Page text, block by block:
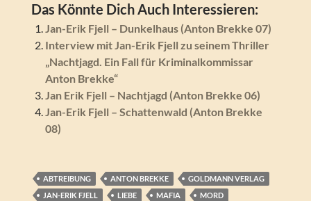
Das Könnte Dich Auch Interessieren:
Jan-Erik Fjell – Dunkelhaus (Anton Brekke 07)
Interview mit Jan-Erik Fjell zu seinem Thriller
„Nachtjagd. Ein Fall für Kriminalkommissar
Anton Brekke“
Jan Erik Fjell – Nachtjagd (Anton Brekke 06)
Jan-Erik Fjell – Schattenwald (Anton Brekke
08)
ABTREIBUNG ANTON BREKKE
GOLDMANN VERLAG
JAN-ERIK FJELL
LIEBE MAFIA
MORD